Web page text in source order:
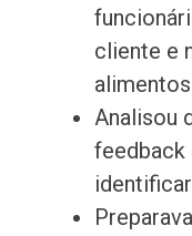
cliente e
Analisou
feedback